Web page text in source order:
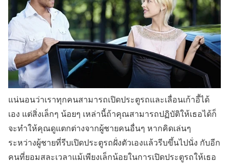
แน่นอนว่าเราทุกคนสามารถเปิดประตูรถและเลื่อนเก้าอี้ได้
เอง แต่สิ่งเล็กๆ น้อยๆ เหล่านี้ถ้าคุณสามารถปฏิบัติให้เธอได้ก็
จะทำให้คุณดูแตกต่างจากผู้ชายคนอื่นๆ หากคิดเล่นๆ
ระหว่างผู้ชายที่รีบเปิดประตูรถฝั่งตัวเองแล้วรีบขึ้นไปนั่ง กับอีก
คนที่ยอมสละเวลาแม้เพียงเล็กน้อยในการเปิดประตูรถให้เธอ